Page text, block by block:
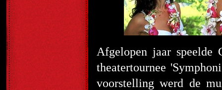
Afgelopen jaar speelde
theatertournee
voorstelling werd de